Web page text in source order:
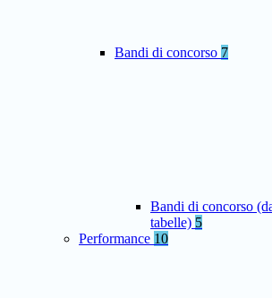
Bandi di concorso 7
Bandi di concorso
tabelle) 5
Performance 10